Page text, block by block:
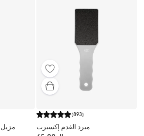
(893)
مبرد القدم إكسبرت